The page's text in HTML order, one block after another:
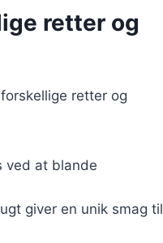
retter og
retter og
ved at blande
giver en unik smag til